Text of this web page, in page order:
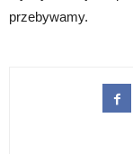
przebywamy.